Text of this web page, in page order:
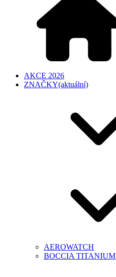
AKCE 2026
ZNAČKY(aktuální)
AEROWATCH
BOCCIA TITANIUM